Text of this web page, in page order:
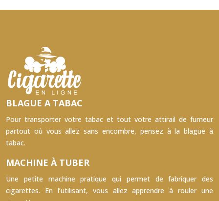
BLAGUE A TABAC
Pour transporter votre tabac et tout votre attirail de fumeur
partout où vous allez sans encombre, pensez à la blague à
tabac.
MACHINE À TUBER
Une petite machine pratique qui permet de fabriquer des
cigarettes. En l’utilisant, vous allez apprendre à rouler une